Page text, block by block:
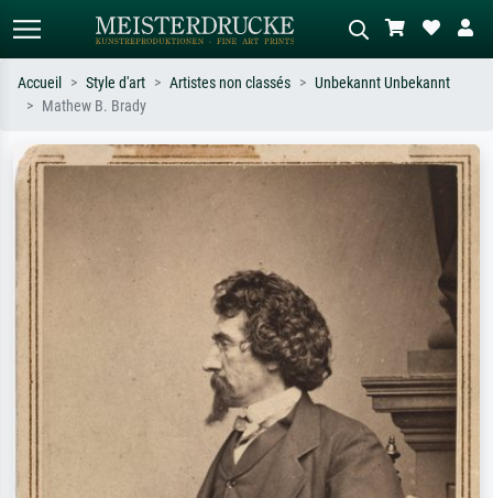
Recherchez par artiste, titre ou style –
impressionnisme, vague de Hokusai,
Décrivez la scène – ex. prairie verte,
Accueil Style d'art Artistes non classés
Unbekannt Unbekannt
Mathew B. Brady